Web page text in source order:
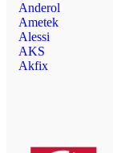
Anderol
Ametek
Alessi
AKS
Akfix